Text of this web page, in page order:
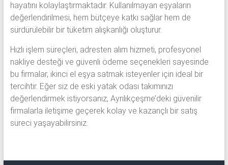
hayatını kolaylaştırmaktadır. Kullanılmayan eşyaların
değerlendirilmesi, hem bütçeye katkı sağlar hem de
sürdürülebilir bir tüketim alışkanlığı oluşturur.
Hızlı işlem süreçleri, adresten alım hizmeti, profesyonel
nakliye desteği ve güvenli ödeme seçenekleri sayesinde
bu firmalar, ikinci el eşya satmak isteyenler için ideal bir
tercihtir. Eğer siz de eski yatak odası takımınızı
değerlendirmek istiyorsanız, Ayrılıkçeşme’deki güvenilir
firmalarla iletişime geçerek kolay ve kazançlı bir satış
süreci yaşayabilirsiniz.